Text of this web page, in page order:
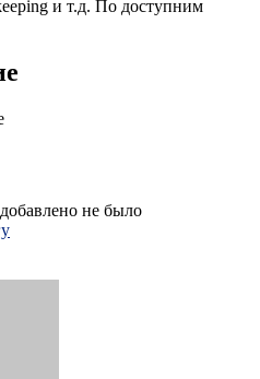
и т.д. По доступним
не было